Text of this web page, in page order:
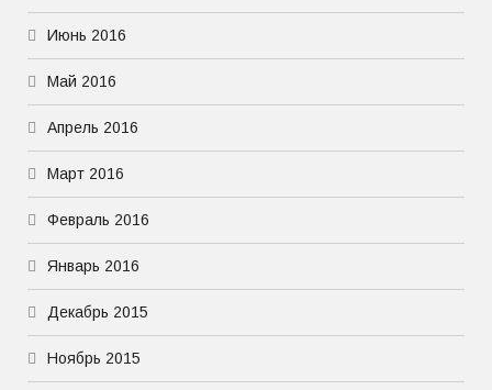
Июнь 2016
Май 2016
Апрель 2016
Март 2016
Февраль 2016
Январь 2016
Декабрь 2015
Ноябрь 2015